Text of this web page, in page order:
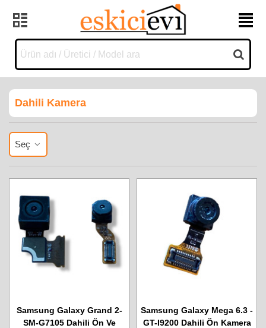
Dahili Kamera
Seç
Samsung Galaxy Grand 2-
SM-G7105 Dahili Ön Ve
Samsung Galaxy Mega 6.3 -
GT-I9200 Dahili Ön Kamera